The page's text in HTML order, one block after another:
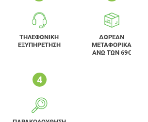
ΤΗΛΕΦΩΝΙΚΗ
ΕΞΥΠΗΡΕΤΗΣΗ
ΔΩΡΕΑΝ
ΜΕΤΑΦΟΡΙΚΑ
ΑΝΩ ΤΩΝ 69€